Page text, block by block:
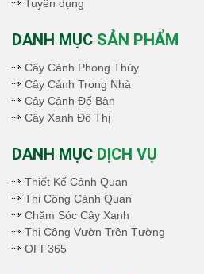
Tuyển dụng
DANH MỤC SẢN PHẨM
Cây Cảnh Phong Thủy
Cây Cảnh Trong Nhà
Cây Cảnh Để Bàn
Cây Xanh Đô Thị
DANH MỤC DỊCH VỤ
Thiết Kế Cảnh Quan
Thi Công Cảnh Quan
Chăm Sóc Cây Xanh
Thi Công Vườn Trên Tường
OFF365